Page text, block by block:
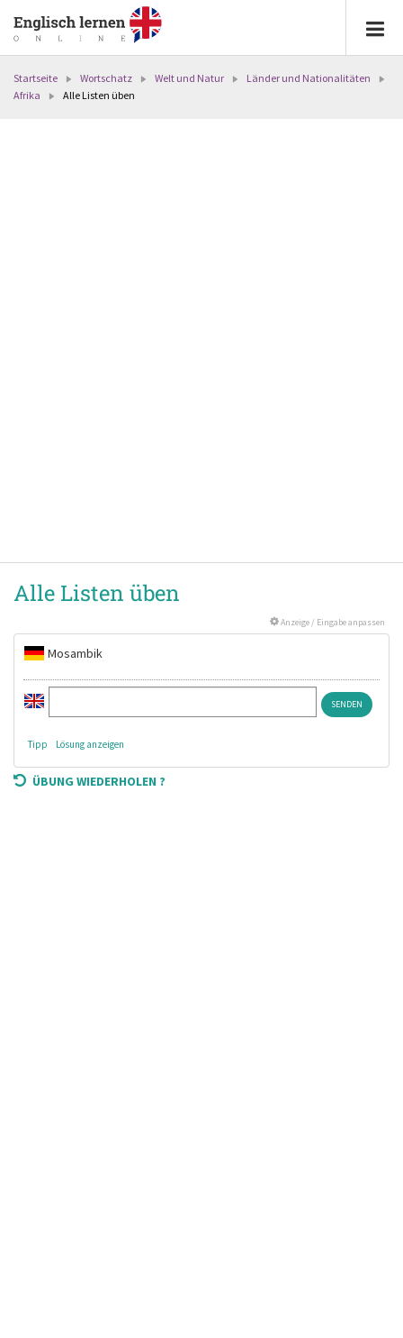
Startseite Wortschatz Welt und Natur
Länder und Nationalitäten
Afrika
Alle Listen üben
Alle Listen üben
Anzeige / Eingabe anpassen
Mosambik
Tipp Lösung anzeigen
ÜBUNG WIEDERHOLEN ?